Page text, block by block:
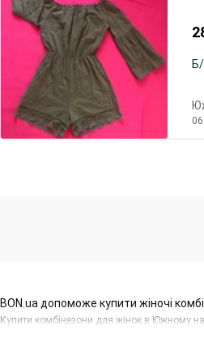
BON.ua допоможе купити жіночі
Купити комбінезони для жінок в Южному на